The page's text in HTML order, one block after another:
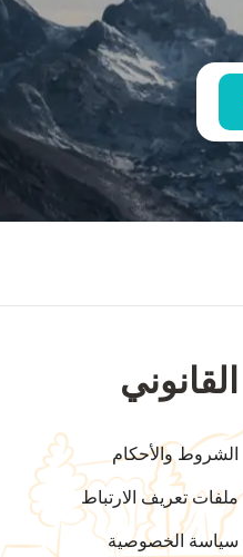
القانوني
الشروط والأحكام
ملفات تعريف الارتباط
سياسة الخصوصية